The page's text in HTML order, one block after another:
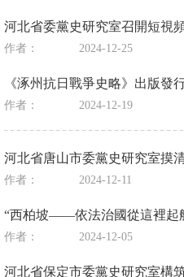
河北省委黨史研究室召開短視
作者： 2024-12-25
《涿州抗日戰爭史略》出版發
作者： 2024-12-19
河北省唐山市委黨史研究室摸
作者： 2024-12-11
“西柏坡——依法治國從這裡起
作者： 2024-12-05
河北省保定市委黨史研究室構